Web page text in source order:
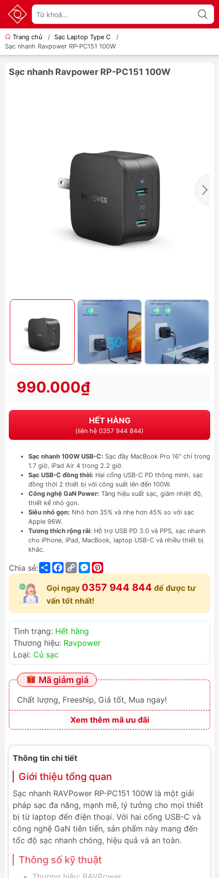
Trang chủ / Sạc Laptop Type C
/
Sạc nhanh Ravpower RP-PC151 100W
Sạc nhanh Ravpower RP-PC151 100W
990.000₫
HẾT HÀNG
(liên hệ 0357 944 844)
Sạc nhanh 100W USB-C: Sạc đầy MacBook Pro 16" chỉ trong
1.7 giờ, iPad Air 4 trong 2.2 giờ.
Sạc USB-C đồng thời: Hai cổng USB-C PD thông minh, sạc
đồng thời 2 thiết bị với công suất lên đến 100W.
Công nghệ GaN Power: Tăng hiệu suất sạc, giảm nhiệt độ,
thiết kế nhỏ gọn.
Siêu nhỏ gọn: Nhỏ hơn 35% và nhẹ hơn 45% so với sạc
Apple 96W.
Tương thích rộng rãi: Hỗ trợ USB PD 3.0 và PPS, sạc nhanh
cho iPhone, iPad, MacBook, laptop USB-C và nhiều thiết bị
khác.
Chia sẻ: ShareFacebook
Copy
Link
Messenger
Gọi ngay 0357 944 844 để được tư
vấn tốt nhất!
Tình trạng: Hết hàng
Thương hiệu: Ravpower
Loại: Củ sạc
Mã giảm giá
Chất lượng, Freeship, Giá tốt, Mua ngay!
Xem thêm mã ưu đãi
Thông tin chi tiết
Giới thiệu tổng quan
Sạc nhanh RAVPower RP-PC151 100W là một giải
pháp sạc đa năng, mạnh mẽ, lý tưởng cho mọi thiết
bị từ laptop đến điện thoại. Với hai cổng USB-C và
công nghệ GaN tiên tiến, sản phẩm này mang đến
tốc độ sạc nhanh chóng, hiệu quả và an toàn.
Thông số kỹ thuật